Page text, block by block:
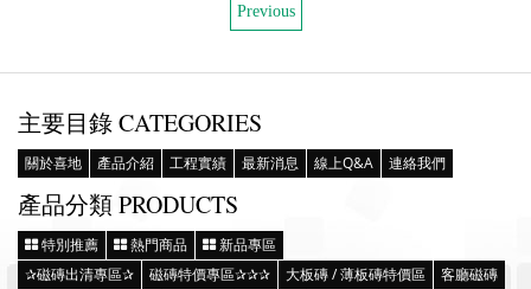
Previous
主要目錄 CATEGORIES
關於喜地 產品介紹 工程實績 最新消息 線上Q&A 連絡我們
產品分類 PRODUCTS
特別推薦 熱門商品
新品專區
✰磁磚出清專區✰
磁磚特價專區✰✰✰ 大板磚 / 薄板磚特價區
客廳磁磚